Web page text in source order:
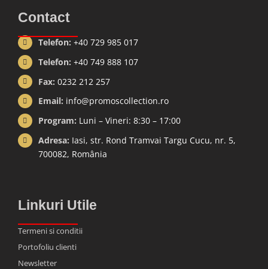
Contact
Telefon: +40 729 985 017
Telefon: +40 749 888 107
Fax: 0232 212 257
Email: info@promoscollection.ro
Program: Luni – Vineri: 8:30 – 17:00
Adresa: Iasi, str. Rond Tramvai Targu Cucu, nr. 5,
700082, România
Linkuri Utile
Termeni si conditii
Portofoliu clienti
Newsletter